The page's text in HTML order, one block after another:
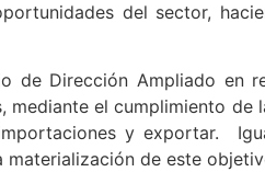
del sector,
de Dirección Ampliado en
el cumplimiento de
y exportar.
materialización de este